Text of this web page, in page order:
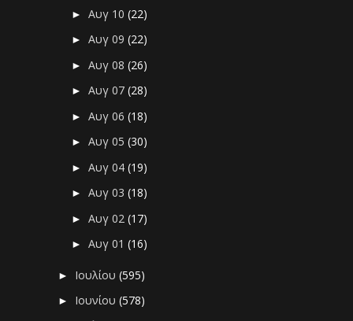
►Αυγ 10(22)
►Αυγ 09(22)
►Αυγ 08(26)
►Αυγ 07(28)
►Αυγ 06(18)
►Αυγ 05(30)
►Αυγ 04(19)
►Αυγ 03(18)
►Αυγ 02(17)
►Αυγ 01(16)
► Ιουλίου(595)
► Ιουνίου(578)